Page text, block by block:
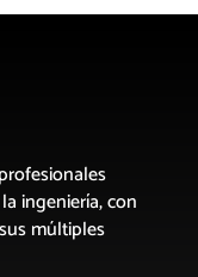
ingeniería, con
múltiples